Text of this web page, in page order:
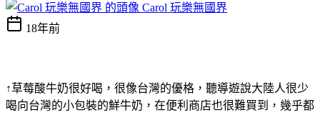
Carol 玩樂無國界
18年前
↑草莓酸牛奶很好喝，很像台灣的優格，聽導遊說大陸人很少
喝向台灣的小包裝的鮮牛奶，在便利商店也很難買到，幾乎都